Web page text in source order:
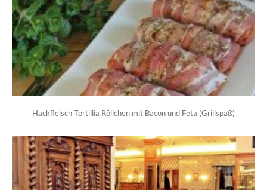
Hackfleisch Tortillia Röllchen mit Bacon und Feta (Grillspaß)